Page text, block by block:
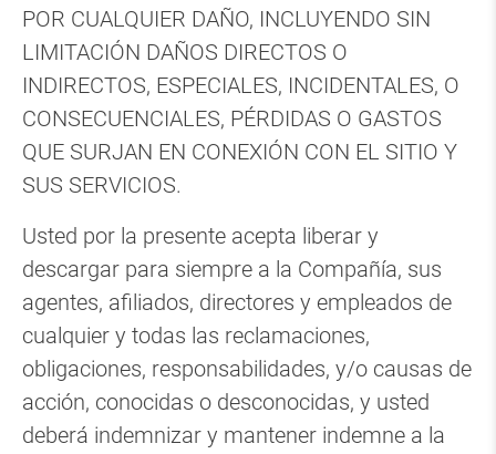
POR CUALQUIER DAÑO, INCLUYENDO SIN
LIMITACIÓN DAÑOS DIRECTOS O
INDIRECTOS, ESPECIALES, INCIDENTALES, O
CONSECUENCIALES, PÉRDIDAS O GASTOS
QUE SURJAN EN CONEXIÓN CON EL SITIO Y
SUS SERVICIOS.
Usted por la presente acepta liberar y
descargar para siempre a la Compañía, sus
agentes, afiliados, directores y empleados de
cualquier y todas las reclamaciones,
obligaciones, responsabilidades, y/o causas de
acción, conocidas o desconocidas, y usted
deberá indemnizar y mantener indemne a la